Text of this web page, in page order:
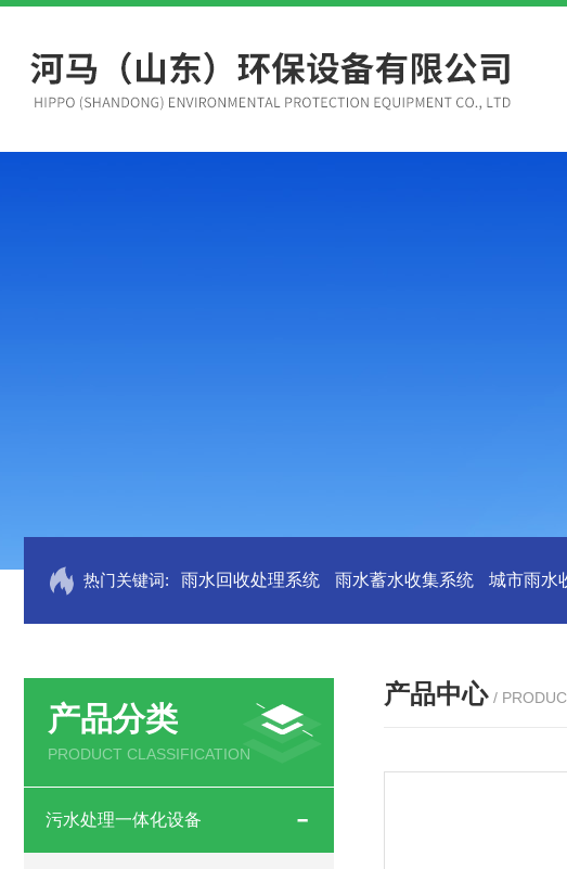
热门关键词: 雨水回收处理系统 雨水蓄水收集系统 城市雨水
产品分类
PRODUCT CLASSIFICATION
污水处理一体化设备
产品中心 /